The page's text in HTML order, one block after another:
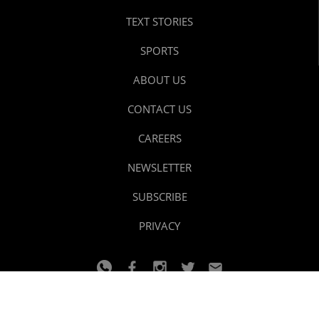
TEXT STORIES
SPORTS
ABOUT US
CONTACT US
CAREERS
NEWSLETTER
SUBSCRIBE
PRIVACY